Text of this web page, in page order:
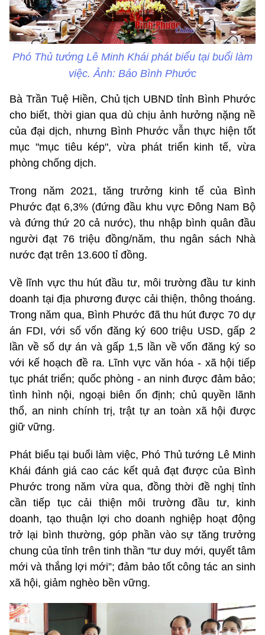
Phó Thủ tướng Lê Minh Khái phát biểu tại buổi làm
việc. Ảnh: Báo Bình Phước
Bà Trần Tuệ Hiền, Chủ tịch UBND tỉnh Bình Phước
cho biết, thời gian qua dù chịu ảnh hưởng nặng nề
của đại dịch, nhưng Bình Phước vẫn thực hiện tốt
mục "mục tiêu kép", vừa phát triển kinh tế, vừa
phòng chống dịch.
Trong năm 2021, tăng trưởng kinh tế của Bình
Phước đạt 6,3% (đứng đầu khu vực Đông Nam Bộ
và đứng thứ 20 cả nước), thu nhập bình quân đầu
người đạt 76 triệu đồng/năm, thu ngân sách Nhà
nước đạt trên 13.600 tỉ đồng.
Về lĩnh vực thu hút đầu tư, môi trường đầu tư kinh
doanh tại địa phương được cải thiện, thông thoáng.
Trong năm qua, Bình Phước đã thu hút được 70 dự
án FDI, với số vốn đăng ký 600 triệu USD, gấp 2
lần về số dự án và gấp 1,5 lần về vốn đăng ký so
với kế hoạch đề ra. Lĩnh vực văn hóa - xã hội tiếp
tục phát triển; quốc phòng - an ninh được đảm bảo;
tình hình nội, ngoại biên ổn định; chủ quyền lãnh
thổ, an ninh chính trị, trật tự an toàn xã hội được
giữ vững.
Phát biểu tại buổi làm việc, Phó Thủ tướng Lê Minh
Khái đánh giá cao các kết quả đạt được của Bình
Phước trong năm vừa qua, đồng thời đề nghị tỉnh
cần tiếp tục cải thiện môi trường đầu tư, kinh
doanh, tạo thuận lợi cho doanh nghiệp hoạt động
trở lại bình thường, góp phần vào sự tăng trưởng
chung của tỉnh trên tinh thần “tư duy mới, quyết tâm
mới và thắng lợi mới”; đảm bảo tốt công tác an sinh
xã hội, giảm nghèo bền vững.